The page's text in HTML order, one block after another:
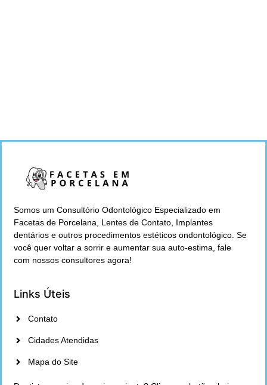
Somos um Consultório Odontológico Especializado em
Facetas de Porcelana, Lentes de Contato, Implantes
dentários e outros procedimentos estéticos ondontológico. Se
você quer voltar a sorrir e aumentar sua auto-estima, fale
com nossos consultores agora!
Links Úteis
Contato
Cidades Atendidas
Mapa do Site